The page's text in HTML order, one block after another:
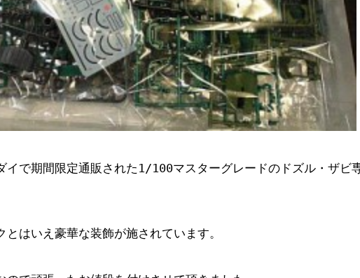
イで期間限定通販された1/100マスターグレードのドズル・ザ
はいえ豪華な装飾が施されています。